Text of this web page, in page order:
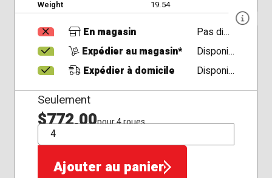
Weight
19.54
En magasin
Pas disponible
Expédier au magasin*
Disponible
Expédier à domicile
Disponible
Seulement
$772,00pour 4 roues
QTÉ
Ajouter au panier